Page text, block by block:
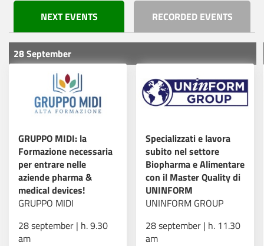
NEXT EVENTS RECORDED EVENTS
28 September
GRUPPO MIDI: la
Formazione necessaria
per entrare nelle
aziende pharma &
medical devices!
GRUPPO MIDI
28 september | h. 9.30
am
Specializzati e lavora
subito nel settore
Biopharma e Alimentare
con il Master Quality di
UNINFORM
UNINFORM GROUP
28 september | h. 11.30
am